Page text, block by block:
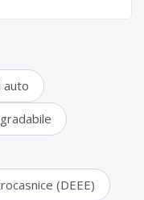
auto
(DEEE)